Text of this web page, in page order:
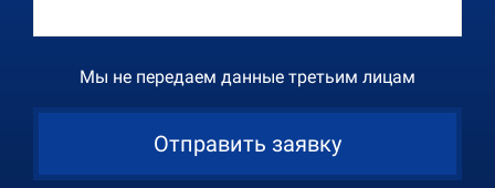
Мы не передаем данные третьим лицам
Отправить заявку